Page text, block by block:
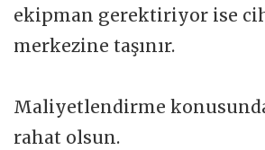
ekipman gerektiriyor ise
merkezine taşınır.
Maliyetlendirme
rahat olsun.